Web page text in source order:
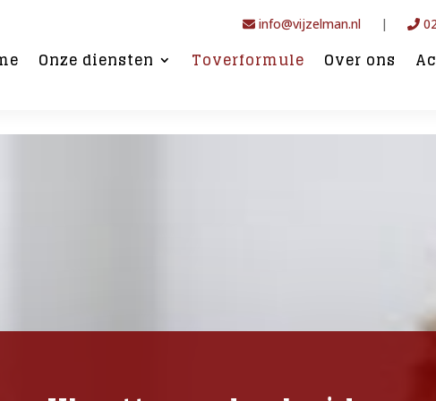
info@vijzelman.nl |
Onze diensten Toverformule Over ons